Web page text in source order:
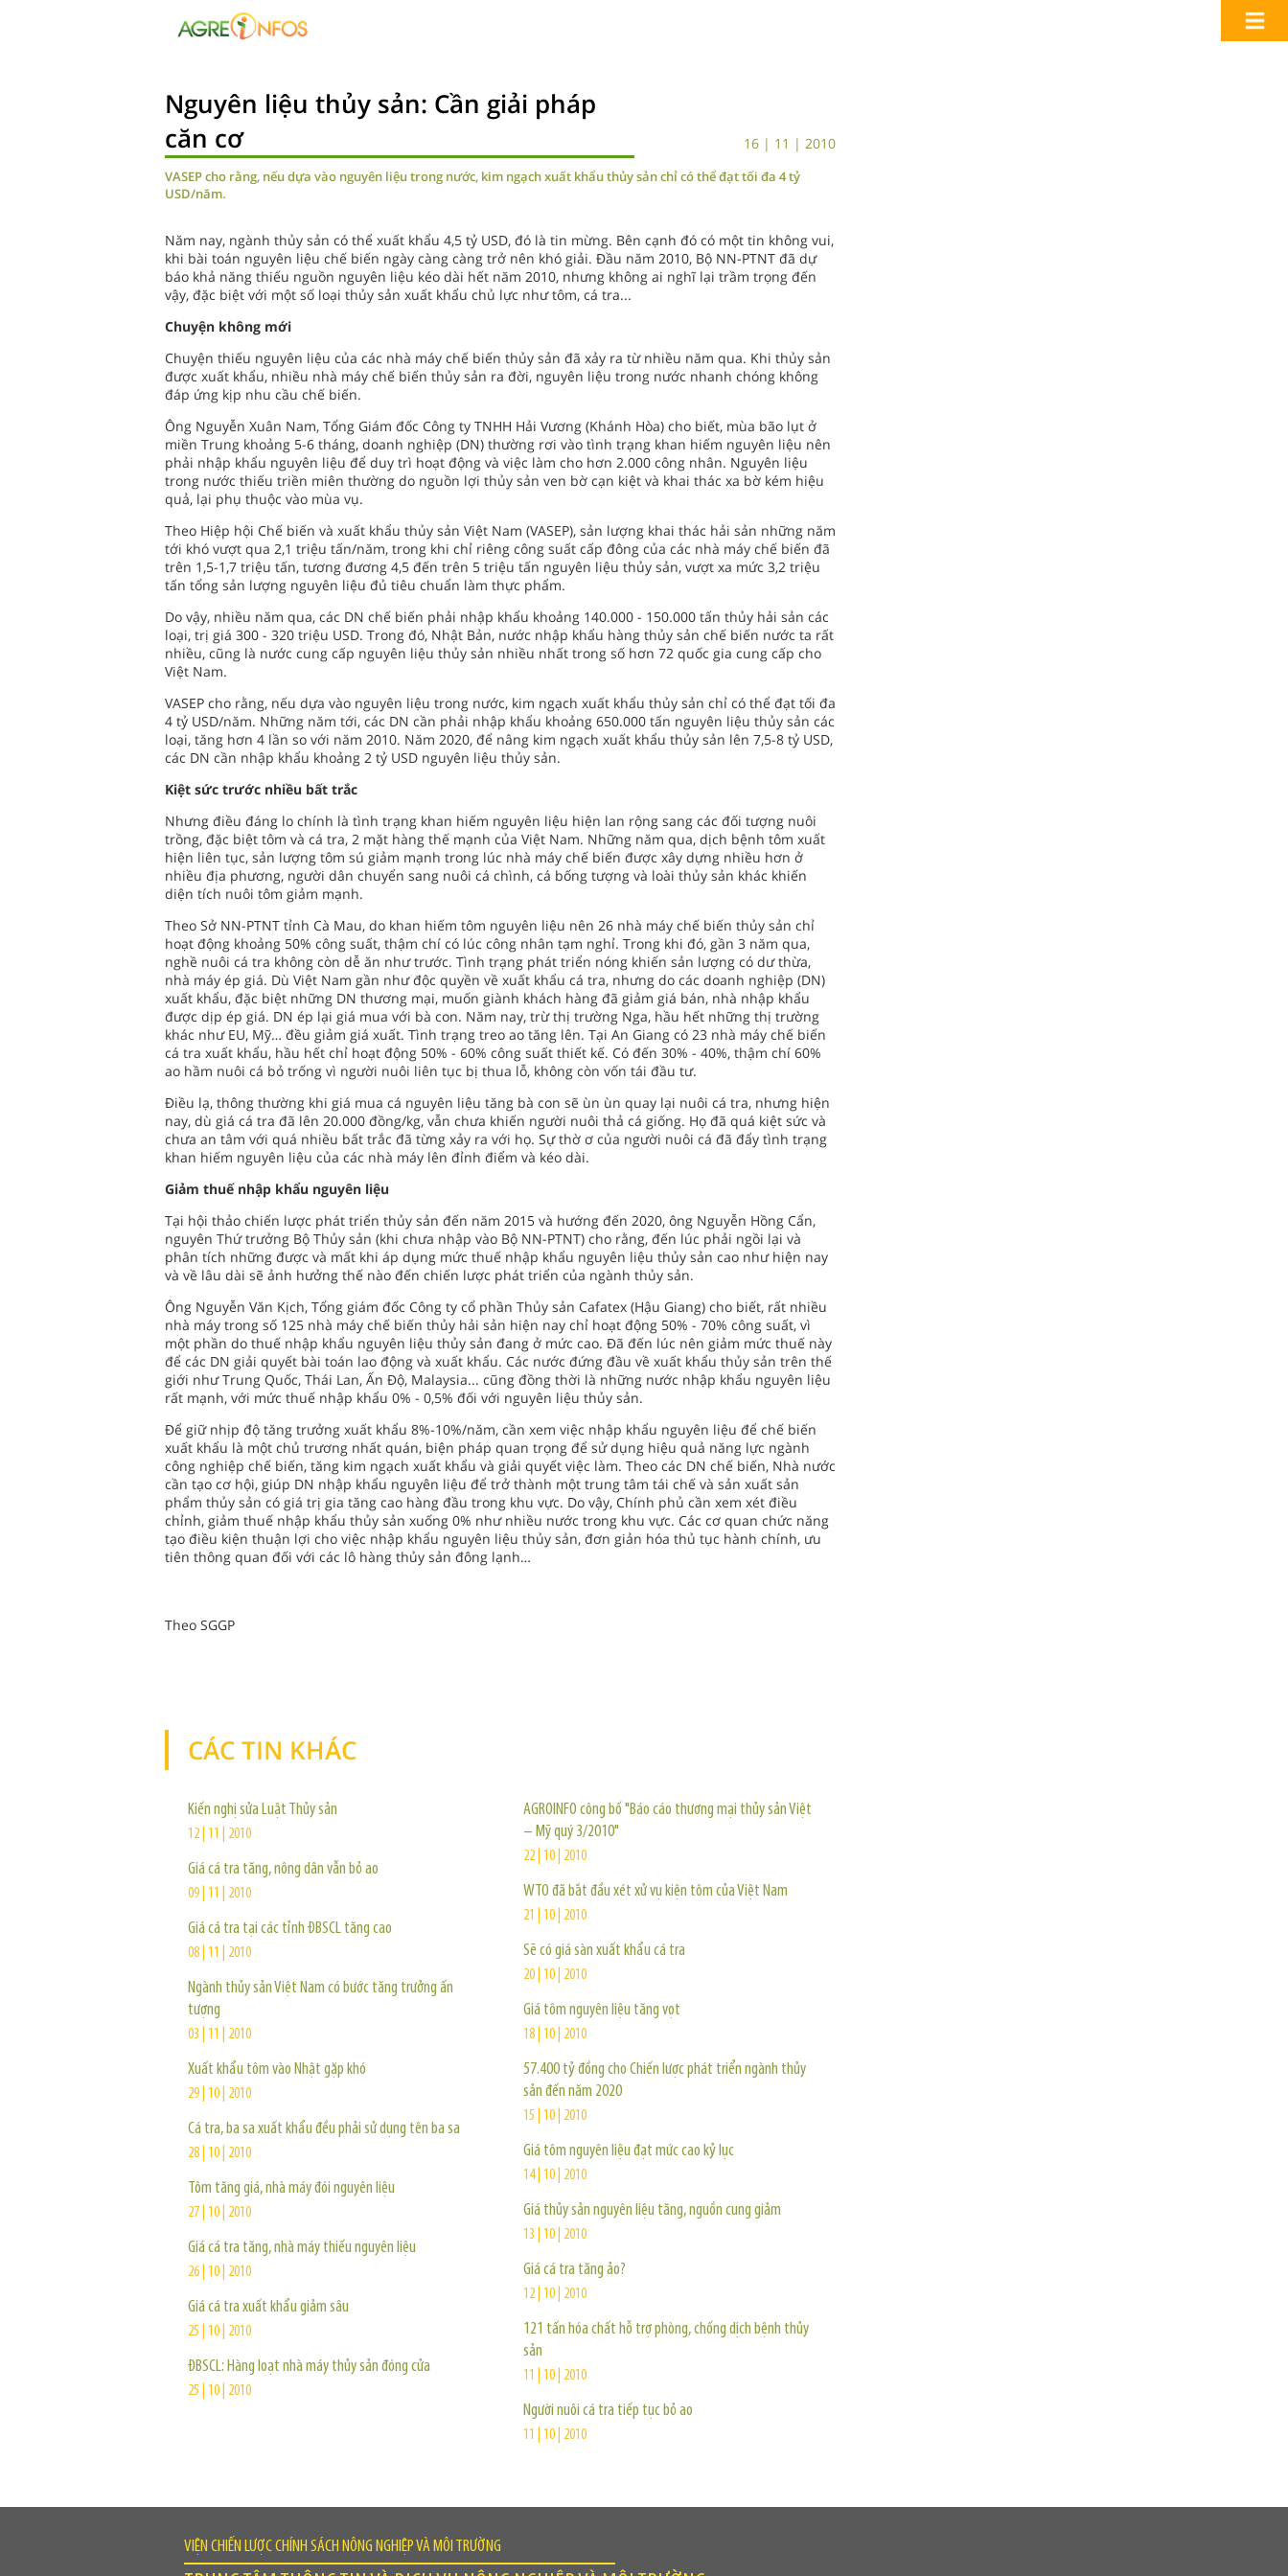
Nguyên liệu thủy sản: Cần giải pháp
căn cơ
16 | 11 | 2010
VASEP cho rằng, nếu dựa vào nguyên liệu trong nước, kim ngạch xuất khẩu thủy sản chỉ có thể đạt tối đa 4 tỷ
USD/năm.
Năm nay, ngành thủy sản có thể xuất khẩu 4,5 tỷ USD, đó là tin mừng. Bên cạnh đó có một tin không vui,
khi bài toán nguyên liệu chế biến ngày càng càng trở nên khó giải. Đầu năm 2010, Bộ NN-PTNT đã dự
báo khả năng thiếu nguồn nguyên liệu kéo dài hết năm 2010, nhưng không ai nghĩ lại trầm trọng đến
vậy, đặc biệt với một số loại thủy sản xuất khẩu chủ lực như tôm, cá tra...
Chuyện không mới
Chuyện thiếu nguyên liệu của các nhà máy chế biến thủy sản đã xảy ra từ nhiều năm qua. Khi thủy sản
được xuất khẩu, nhiều nhà máy chế biến thủy sản ra đời, nguyên liệu trong nước nhanh chóng không
đáp ứng kịp nhu cầu chế biến.
Ông Nguyễn Xuân Nam, Tổng Giám đốc Công ty TNHH Hải Vương (Khánh Hòa) cho biết, mùa bão lụt ở
miền Trung khoảng 5-6 tháng, doanh nghiệp (DN) thường rơi vào tình trạng khan hiếm nguyên liệu nên
phải nhập khẩu nguyên liệu để duy trì hoạt động và việc làm cho hơn 2.000 công nhân. Nguyên liệu
trong nước thiếu triền miên thường do nguồn lợi thủy sản ven bờ cạn kiệt và khai thác xa bờ kém hiệu
quả, lại phụ thuộc vào mùa vụ.
Theo Hiệp hội Chế biến và xuất khẩu thủy sản Việt Nam (VASEP), sản lượng khai thác hải sản những năm
tới khó vượt qua 2,1 triệu tấn/năm, trong khi chỉ riêng công suất cấp đông của các nhà máy chế biến đã
trên 1,5-1,7 triệu tấn, tương đương 4,5 đến trên 5 triệu tấn nguyên liệu thủy sản, vượt xa mức 3,2 triệu
tấn tổng sản lượng nguyên liệu đủ tiêu chuẩn làm thực phẩm.
Do vậy, nhiều năm qua, các DN chế biến phải nhập khẩu khoảng 140.000 - 150.000 tấn thủy hải sản các
loại, trị giá 300 - 320 triệu USD. Trong đó, Nhật Bản, nước nhập khẩu hàng thủy sản chế biến nước ta rất
nhiều, cũng là nước cung cấp nguyên liệu thủy sản nhiều nhất trong số hơn 72 quốc gia cung cấp cho
Việt Nam.
VASEP cho rằng, nếu dựa vào nguyên liệu trong nước, kim ngạch xuất khẩu thủy sản chỉ có thể đạt tối đa
4 tỷ USD/năm. Những năm tới, các DN cần phải nhập khẩu khoảng 650.000 tấn nguyên liệu thủy sản các
loại, tăng hơn 4 lần so với năm 2010. Năm 2020, để nâng kim ngạch xuất khẩu thủy sản lên 7,5-8 tỷ USD,
các DN cần nhập khẩu khoảng 2 tỷ USD nguyên liệu thủy sản.
Kiệt sức trước nhiều bất trắc
Nhưng điều đáng lo chính là tình trạng khan hiếm nguyên liệu hiện lan rộng sang các đối tượng nuôi
trồng, đặc biệt tôm và cá tra, 2 mặt hàng thế mạnh của Việt Nam. Những năm qua, dịch bệnh tôm xuất
hiện liên tục, sản lượng tôm sú giảm mạnh trong lúc nhà máy chế biến được xây dựng nhiều hơn ở
nhiều địa phương, người dân chuyển sang nuôi cá chình, cá bống tượng và loài thủy sản khác khiến
diện tích nuôi tôm giảm mạnh.
Theo Sở NN-PTNT tỉnh Cà Mau, do khan hiếm tôm nguyên liệu nên 26 nhà máy chế biến thủy sản chỉ
hoạt động khoảng 50% công suất, thậm chí có lúc công nhân tạm nghỉ. Trong khi đó, gần 3 năm qua,
nghề nuôi cá tra không còn dễ ăn như trước. Tình trạng phát triển nóng khiến sản lượng có dư thừa,
nhà máy ép giá. Dù Việt Nam gần như độc quyền về xuất khẩu cá tra, nhưng do các doanh nghiệp (DN)
xuất khẩu, đặc biệt những DN thương mại, muốn giành khách hàng đã giảm giá bán, nhà nhập khẩu
được dịp ép giá. DN ép lại giá mua với bà con. Năm nay, trừ thị trường Nga, hầu hết những thị trường
khác như EU, Mỹ… đều giảm giá xuất. Tình trạng treo ao tăng lên. Tại An Giang có 23 nhà máy chế biến
cá tra xuất khẩu, hầu hết chỉ hoạt động 50% - 60% công suất thiết kế. Có đến 30% - 40%, thậm chí 60%
ao hầm nuôi cá bỏ trống vì người nuôi liên tục bị thua lỗ, không còn vốn tái đầu tư.
Điều lạ, thông thường khi giá mua cá nguyên liệu tăng bà con sẽ ùn ùn quay lại nuôi cá tra, nhưng hiện
nay, dù giá cá tra đã lên 20.000 đồng/kg, vẫn chưa khiến người nuôi thả cá giống. Họ đã quá kiệt sức và
chưa an tâm với quá nhiều bất trắc đã từng xảy ra với họ. Sự thờ ơ của người nuôi cá đã đẩy tình trạng
khan hiếm nguyên liệu của các nhà máy lên đỉnh điểm và kéo dài.
Giảm thuế nhập khẩu nguyên liệu
Tại hội thảo chiến lược phát triển thủy sản đến năm 2015 và hướng đến 2020, ông Nguyễn Hồng Cẩn,
nguyên Thứ trưởng Bộ Thủy sản (khi chưa nhập vào Bộ NN-PTNT) cho rằng, đến lúc phải ngồi lại và
phân tích những được và mất khi áp dụng mức thuế nhập khẩu nguyên liệu thủy sản cao như hiện nay
và về lâu dài sẽ ảnh hưởng thế nào đến chiến lược phát triển của ngành thủy sản.
Ông Nguyễn Văn Kịch, Tổng giám đốc Công ty cổ phần Thủy sản Cafatex (Hậu Giang) cho biết, rất nhiều
nhà máy trong số 125 nhà máy chế biến thủy hải sản hiện nay chỉ hoạt động 50% - 70% công suất, vì
một phần do thuế nhập khẩu nguyên liệu thủy sản đang ở mức cao. Đã đến lúc nên giảm mức thuế này
để các DN giải quyết bài toán lao động và xuất khẩu. Các nước đứng đầu về xuất khẩu thủy sản trên thế
giới như Trung Quốc, Thái Lan, Ấn Độ, Malaysia... cũng đồng thời là những nước nhập khẩu nguyên liệu
rất mạnh, với mức thuế nhập khẩu 0% - 0,5% đối với nguyên liệu thủy sản.
Để giữ nhịp độ tăng trưởng xuất khẩu 8%-10%/năm, cần xem việc nhập khẩu nguyên liệu để chế biến
xuất khẩu là một chủ trương nhất quán, biện pháp quan trọng để sử dụng hiệu quả năng lực ngành
công nghiệp chế biến, tăng kim ngạch xuất khẩu và giải quyết việc làm. Theo các DN chế biến, Nhà nước
cần tạo cơ hội, giúp DN nhập khẩu nguyên liệu để trở thành một trung tâm tái chế và sản xuất sản
phẩm thủy sản có giá trị gia tăng cao hàng đầu trong khu vực. Do vậy, Chính phủ cần xem xét điều
chỉnh, giảm thuế nhập khẩu thủy sản xuống 0% như nhiều nước trong khu vực. Các cơ quan chức năng
tạo điều kiện thuận lợi cho việc nhập khẩu nguyên liệu thủy sản, đơn giản hóa thủ tục hành chính, ưu
tiên thông quan đối với các lô hàng thủy sản đông lạnh…
Theo SGGP
CÁC TIN KHÁC
Kiến nghị sửa Luật Thủy sản
12 | 11 | 2010
Giá cá tra tăng, nông dân vẫn bỏ ao
09 | 11 | 2010
Giá cá tra tại các tỉnh ĐBSCL tăng cao
08 | 11 | 2010
Ngành thủy sản Việt Nam có bước tăng trưởng ấn
tượng
03 | 11 | 2010
Xuất khẩu tôm vào Nhật gặp khó
29 | 10 | 2010
Cá tra, ba sa xuất khẩu đều phải sử dụng tên ba sa
28 | 10 | 2010
Tôm tăng giá, nhà máy đói nguyên liệu
27 | 10 | 2010
Giá cá tra tăng, nhà máy thiếu nguyên liệu
26 | 10 | 2010
Giá cá tra xuất khẩu giảm sâu
25 | 10 | 2010
ĐBSCL: Hàng loạt nhà máy thủy sản đóng cửa
25 | 10 | 2010
AGROINFO công bố "Báo cáo thương mại thủy sản Việt
– Mỹ quý 3/2010"
22 | 10 | 2010
WTO đã bắt đầu xét xử vụ kiện tôm của Việt Nam
21 | 10 | 2010
Sẽ có giá sàn xuất khẩu cá tra
20 | 10 | 2010
Giá tôm nguyên liệu tăng vọt
18 | 10 | 2010
57.400 tỷ đồng cho Chiến lược phát triển ngành thủy
sản đến năm 2020
15 | 10 | 2010
Giá tôm nguyên liệu đạt mức cao kỷ lục
14 | 10 | 2010
Giá thủy sản nguyên liệu tăng, nguồn cung giảm
13 | 10 | 2010
Giá cá tra tăng ảo?
12 | 10 | 2010
121 tấn hóa chất hỗ trợ phòng, chống dịch bệnh thủy
sản
11 | 10 | 2010
Người nuôi cá tra tiếp tục bỏ ao
11 | 10 | 2010
VIỆN CHIẾN LƯỢC CHÍNH SÁCH NÔNG NGHIỆP VÀ MÔI TRƯỜNG